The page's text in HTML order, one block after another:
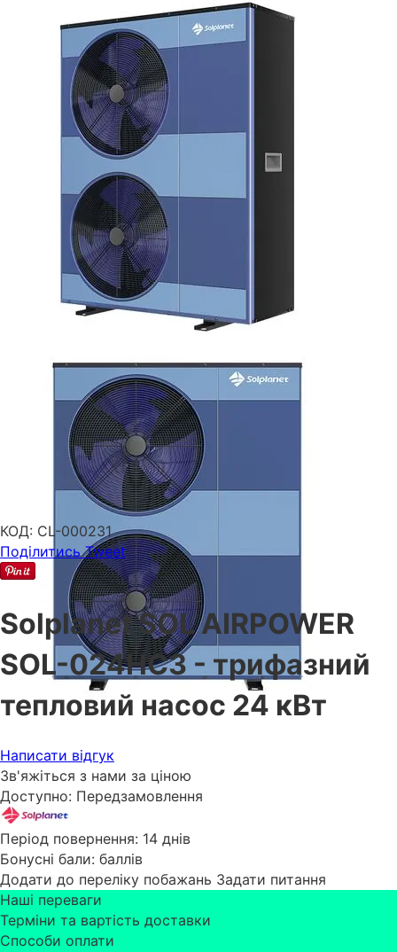
КОД: CL-000231
Поділитись Tweet
Solplanet SOL AIRPOWER
SOL-024HC3 - трифазний
тепловий насос 24 кВт
Написати відгук
Зв'яжіться з нами за ціною
Доступно: Передзамовлення
Період повернення: 14 днів
Бонусні бали: баллів
Додати до переліку побажань Задати питання
Наші переваги
Терміни та вартість доставки
Способи оплати